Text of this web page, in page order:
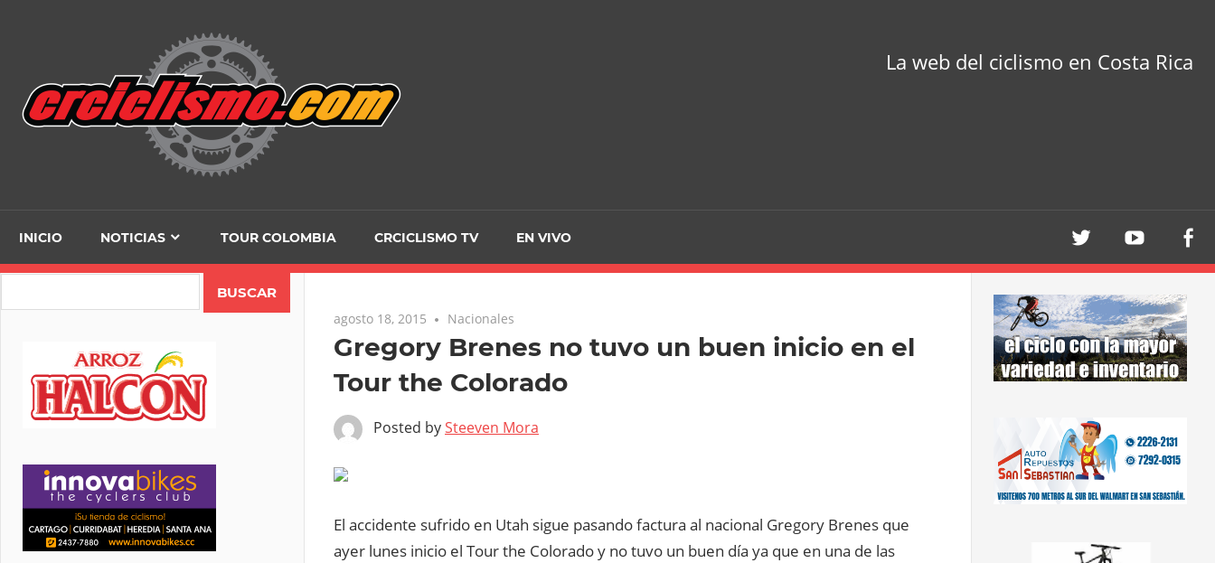
La web del ciclismo en Costa Rica
INICIO NOTICIAS TOUR COLOMBIA CRCICLISMO TV EN VIVO
agosto 18, 2015 Nacionales
Gregory Brenes no tuvo un buen inicio en el
Tour the Colorado
Posted bySteeven Mora
El accidente sufrido en Utah sigue pasando factura al nacional Gregory Brenes que
ayer lunes inicio el Tour the Colorado y no tuvo un buen día ya que en una de las